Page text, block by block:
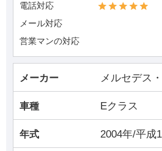
電話対応
メール対応
営業マンの対応
メーカー メルセデス
車種 Eクラス
年式 2004年/平成